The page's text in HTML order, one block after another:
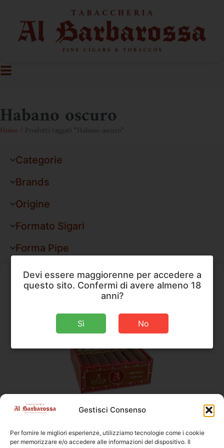
Gestisci Consenso
Per fornire le migliori esperienze, utilizziamo tecnologie come i cookie
per memorizzare e/o accedere alle informazioni del dispositivo. Il
Habano oscuro
Home / Prodotti taggati “Habano oscuro”
Categorie
Brands
Origine
Formato Sigari
Forma Pipe
AJ Fernandez
AJ Fernandez New World Virrey Gordo
Dimensioni
152 × 23 mm
Devi essere maggiorenne per accedere a
questo sito. Confermi di avere almeno 18
anni?
Sì No